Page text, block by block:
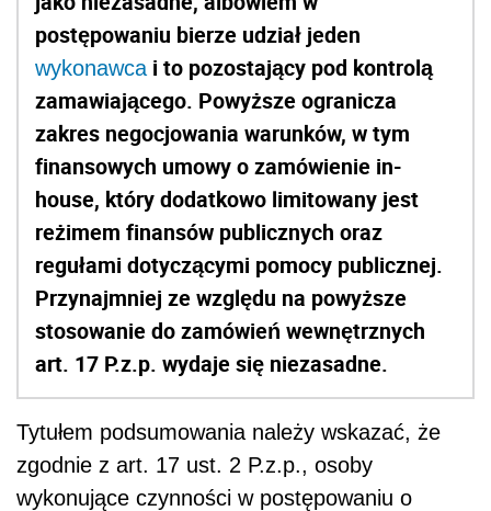
postępowaniu bierze udział jeden
wykonawcai to pozostający pod kontrolą
zamawiającego. Powyższe ogranicza
zakres negocjowania warunków, w tym
finansowych umowy o zamówienie in-
house, który dodatkowo limitowany jest
reżimem finansów publicznych oraz
regułami dotyczącymi pomocy publicznej.
Przynajmniej ze względu na powyższe
stosowanie do zamówień wewnętrznych
art. 17 P.z.p. wydaje się niezasadne.
Tytułem podsumowania należy wskazać, że
zgodnie z art. 17 ust. 2 P.z.p., osoby
wykonujące czynności w postępowaniu o